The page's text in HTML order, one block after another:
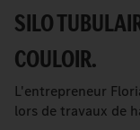
SILO
COULOIR.
L'entrepreneur
lors de travaux de